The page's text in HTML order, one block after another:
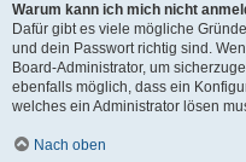
Warum kann ich mich nicht
Dafür gibt es viele mögliche
und dein Passwort richtig sind.
Board-Administrator, um
ebenfalls möglich, dass ein
welches ein Administrator lösen
Nach oben